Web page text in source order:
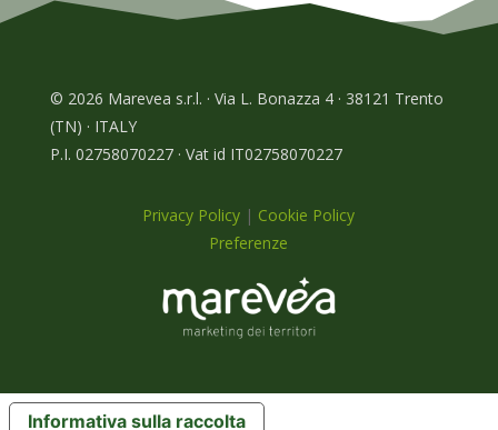
© 2026 Marevea s.r.l. · Via L. Bonazza 4 · 38121 Trento
(TN) · ITALY
P.I. 02758070227 · Vat id IT02758070227
Privacy Policy | Cookie Policy
Preferenze
Informativa sulla raccolta